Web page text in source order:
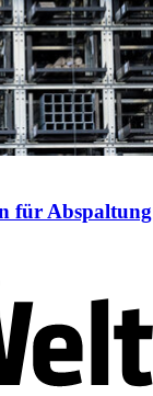
für Abspaltung